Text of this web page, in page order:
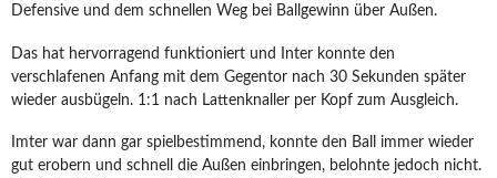
Defensive und dem schnellen Weg bei Ballgewinn über Außen.
Das hat hervorragend funktioniert und Inter konnte den
verschlafenen Anfang mit dem Gegentor nach 30 Sekunden später
wieder ausbügeln. 1:1 nach Lattenknaller per Kopf zum Ausgleich.
Imter war dann gar spielbestimmend, konnte den Ball immer wieder
gut erobern und schnell die Außen einbringen, belohnte jedoch nicht.